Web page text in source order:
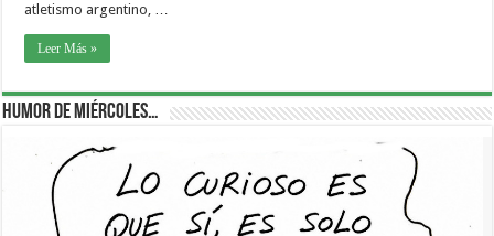
atletismo argentino, …
Leer Más »
Humor de Miércoles…